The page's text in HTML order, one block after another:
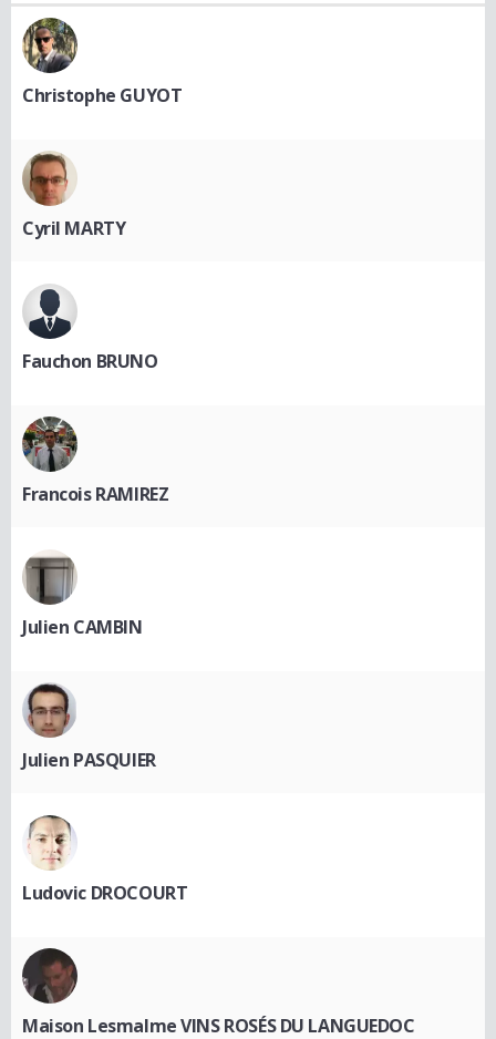
Christophe GUYOT
Cyril MARTY
Fauchon BRUNO
Francois RAMIREZ
Julien CAMBIN
Julien PASQUIER
Ludovic DROCOURT
Maison Lesmalme VINS ROSÉS DU LANGUEDOC